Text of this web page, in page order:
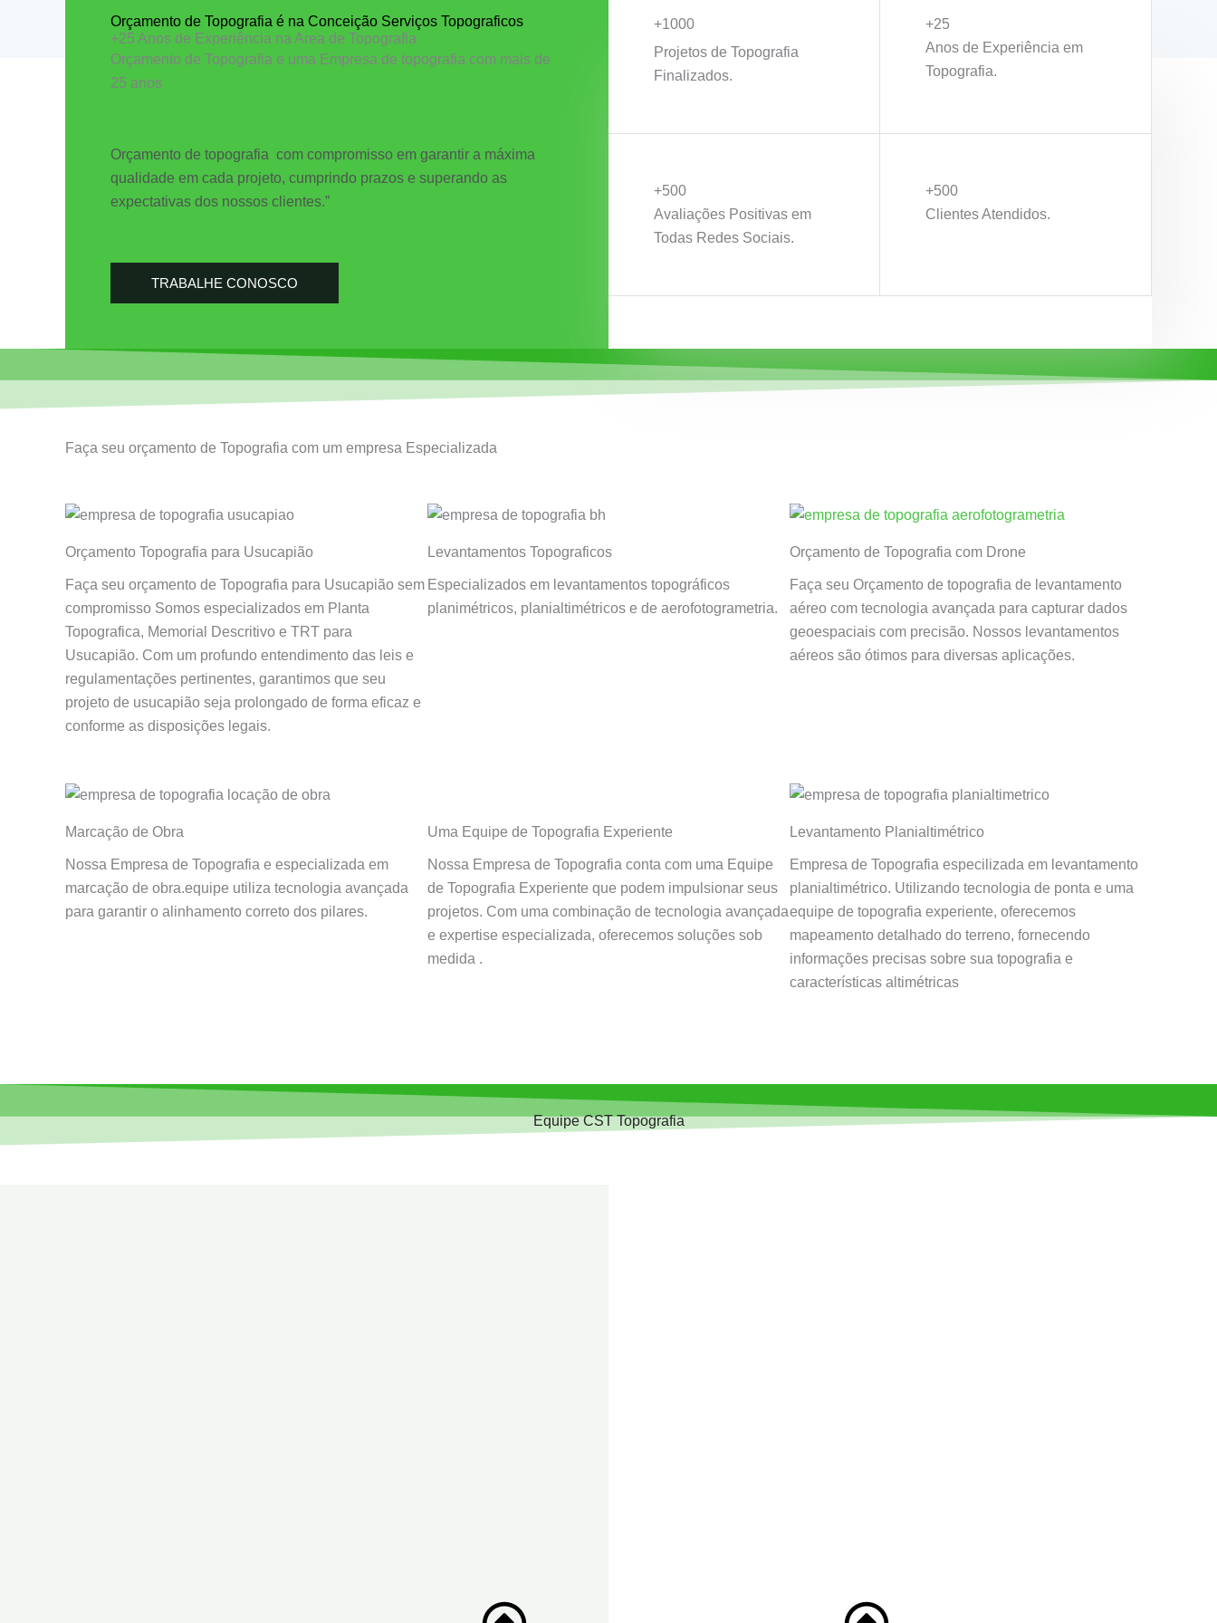
Orçamento de Topografia é na Conceição Serviços Topograficos
+25 Anos de Experiência na Area de Topografia
Orçamento de Topografia e uma Empresa de topografia com mais de
25 anos
Orçamento de topografia com compromisso em garantir a máxima
qualidade em cada projeto, cumprindo prazos e superando as
expectativas dos nossos clientes.”
TRABALHE CONOSCO
+1000
Projetos de Topografia
Finalizados.
+25
Anos de Experiência em
Topografia.
+500
Avaliações Positivas em
Todas Redes Sociais.
+500
Clientes Atendidos.
Faça seu orçamento de Topografia com um empresa Especializada
Orçamento Topografia para Usucapião
Faça seu orçamento de Topografia para Usucapião sem
compromisso Somos especializados em Planta
Topografica, Memorial Descritivo e TRT para
Usucapião. Com um profundo entendimento das leis e
regulamentações pertinentes, garantimos que seu
projeto de usucapião seja prolongado de forma eficaz e
conforme as disposições legais.
Levantamentos Topograficos
Especializados em levantamentos topográficos
planimétricos, planialtimétricos e de aerofotogrametria.
Orçamento de Topografia com Drone
Faça seu Orçamento de topografia de levantamento
aéreo com tecnologia avançada para capturar dados
geoespaciais com precisão. Nossos levantamentos
aéreos são ótimos para diversas aplicações.
Marcação de Obra
Nossa Empresa de Topografia e especializada em
marcação de obra.equipe utiliza tecnologia avançada
para garantir o alinhamento correto dos pilares.
Uma Equipe de Topografia Experiente
Nossa Empresa de Topografia conta com uma Equipe
de Topografia Experiente que podem impulsionar seus
projetos. Com uma combinação de tecnologia avançada
e expertise especializada, oferecemos soluções sob
medida .
Levantamento Planialtimétrico
Empresa de Topografia especilizada em levantamento
planialtimétrico. Utilizando tecnologia de ponta e uma
equipe de topografia experiente, oferecemos
mapeamento detalhado do terreno, fornecendo
informações precisas sobre sua topografia e
características altimétricas
Equipe CST Topografia